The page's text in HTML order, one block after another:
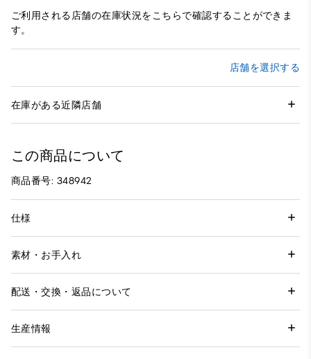
ご利用される店舗の在庫状況をこちらで確認することができま
す。
店舗を選択する
在庫がある近隣店舗
この商品について
商品番号: 348942
仕様
素材・お手入れ
配送・交換・返品について
生産情報